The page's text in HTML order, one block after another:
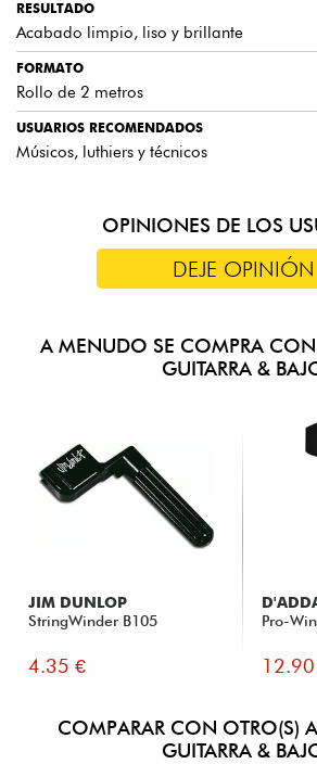
RESULTADO
Acabado limpio, liso y brillante
FORMATO
Rollo de 2 metros
USUARIOS RECOMENDADOS
Músicos, luthiers y técnicos
OPINIONES DE LOS
DEJE OPINIÓN
A MENUDO SE COMPRA
GUITARRA &
JIM DUNLOP
StringWinder B105
4.35 €
Pro-
COMPARAR CON OTRO(S)
GUITARRA &